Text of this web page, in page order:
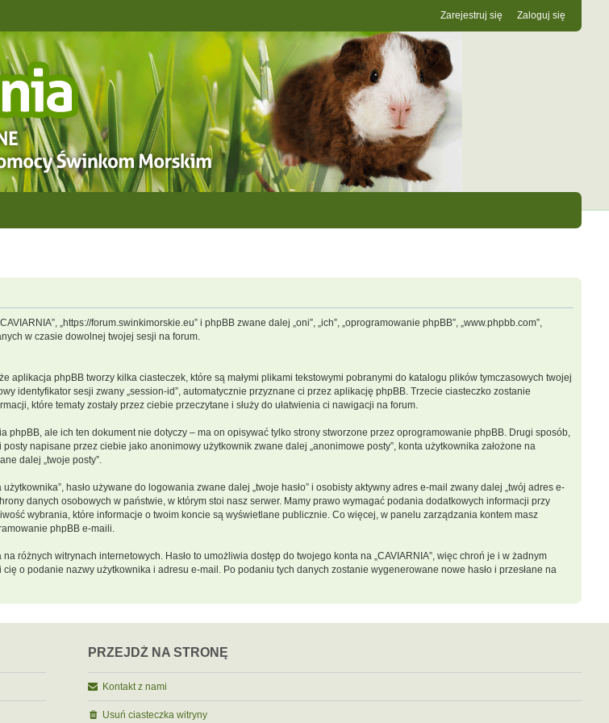
Zaloguj się
Zarejestruj się
„https://forum.swinkimorskie.eu” i phpBB zwane dalej „oni”, „ich”, „oprogramowanie phpBB”, „www.phpbb.com”,
w czasie dowolnej twojej sesji na forum.
aplikacja phpBB tworzy kilka ciasteczek, które są małymi plikami tekstowymi pobranymi do katalogu plików tymczasowych twojej
identyfikator sesji zwany „session-id”, automatycznie przyznane ci przez aplikację phpBB. Trzecie ciasteczko zostanie
które tematy zostały przez ciebie przeczytane i służy do ułatwienia ci nawigacji na forum.
ale ich ten dokument nie dotyczy – ma on opisywać tylko strony stworzone przez oprogramowanie phpBB. Drugi sposób,
napisane przez ciebie jako anonimowy użytkownik zwane dalej „anonimowe posty”, konta użytkownika założone na
dalej „twoje posty”.
hasło używane do logowania zwane dalej „twoje hasło” i osobisty aktywny adres e-mail zwany dalej „twój adres e-
danych osobowych w państwie, w którym stoi nasz serwer. Mamy prawo wymagać podania dodatkowych informacji przy
wybrania, które informacje o twoim koncie są wyświetlane publicznie. Co więcej, w panelu zarządzania kontem masz
phpBB e-maili.
różnych witrynach internetowych. Hasło to umożliwia dostęp do twojego konta na „CAVIARNIA”, więc chroń je i w żadnym
o podanie nazwy użytkownika i adresu e-mail. Po podaniu tych danych zostanie wygenerowane nowe hasło i przesłane na
PRZEJDŹ NA STRONĘ
Kontakt z nami
Usuń ciasteczka witryny